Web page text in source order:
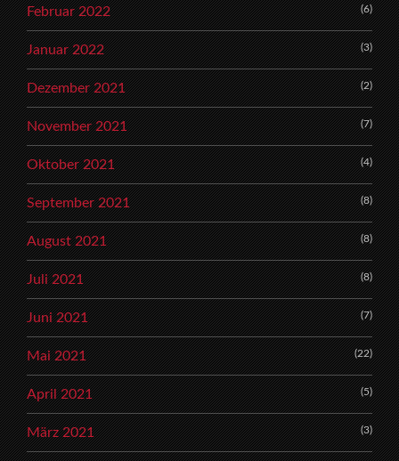
Februar 2022 (6)
Januar 2022 (3)
Dezember 2021 (2)
November 2021 (7)
Oktober 2021 (4)
September 2021 (8)
August 2021 (8)
Juli 2021 (8)
Juni 2021 (7)
Mai 2021 (22)
April 2021 (5)
März 2021 (3)